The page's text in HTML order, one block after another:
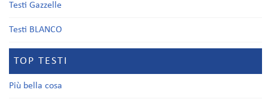
Testi Gazzelle
Testi BLANCO
TOP TESTI
Più bella cosa